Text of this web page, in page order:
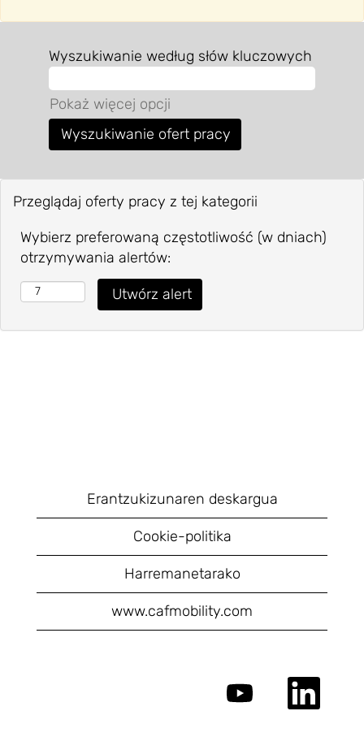
Wyszukiwanie według słów kluczowych
Pokaż więcej opcji
Przeglądaj oferty pracy z tej kategorii
Wybierz preferowaną częstotliwość (w dniach)
otrzymywania alertów:
Erantzukizunaren deskargua
Cookie-politika
Harremanetarako
www.cafmobility.com
O
O
w